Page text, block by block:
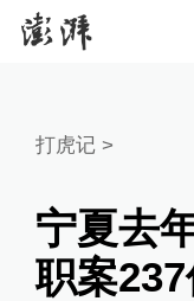
打虎记>
宁夏去
职案